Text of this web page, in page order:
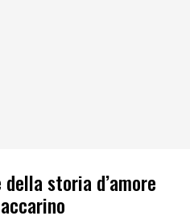
storia d’amore